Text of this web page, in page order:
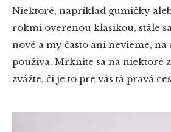
Niektoré, napríklad gumičky
rokmi overenou klasikou, stále
nové a my často ani nevieme, na
používa. Mrknite sa na niektoré
zvážte, či je to pre vás tá pravá